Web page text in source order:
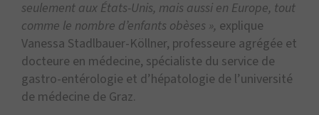
seulement aux États-Unis, mais aussi en Europe, tout
comme le nombre d’enfants obèses », explique
Vanessa Stadlbauer-Köllner, professeure agrégée et
docteure en médecine, spécialiste du service de
gastro-entérologie et d’hépatologie de l’université
de médecine de Graz.